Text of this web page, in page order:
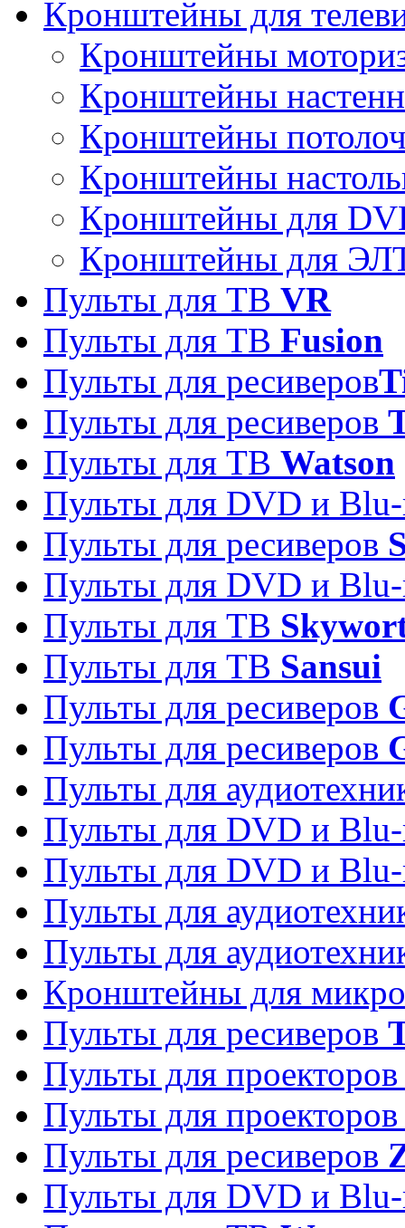
Кронштейны для
Кронштейны
Кронштейны
Кронштейны
Кронштейны
Кронштейны для
Кронштейны для
Пульты для ТВ VR
Пульты для ТВ Fusion
Пульты для ресиверов
Пульты для ресиверов
Пульты для ТВ Watson
Пульты для DVD и
Пульты для ресиверов
Пульты для DVD и
Пульты для ТВ
Пульты для ТВ Sansui
Пульты для ресиверов
Пульты для ресиверов
Пульты для
Пульты для DVD и
Пульты для DVD и
Пульты для
Пульты для
Кронштейны для
Пульты для ресиверов
Пульты для
Пульты для
Пульты для ресиверов
Пульты для DVD и